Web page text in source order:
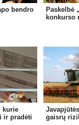
bendro
Paskelbė
konkurso
kurie
ir pradėti
gaisrų